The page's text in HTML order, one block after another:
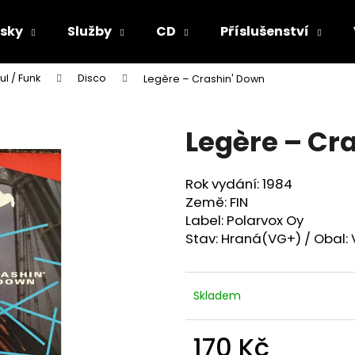
Služby CD Příslušenství
/ Funk Disco Legère ‎– Crashin' Down
Legère ‎–
Rok vydání: 1984
Země: FIN
Label: Polarvox Oy‎
Stav: Hraná(VG+) / Obal:
Skladem
170 Kč
Co potřebujete najít?
HLEDAT
Doporučujeme